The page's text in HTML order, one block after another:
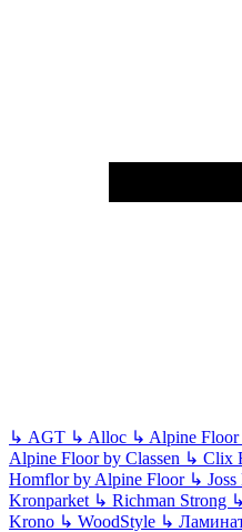
↳ AGT ↳ Alloc ↳ Alpine Floor
Alpine Floor by Classen ↳ Clix
Homflor by Alpine Floor ↳
Kronparket ↳ Richman Strong ↳
Krono ↳ WoodStyle ↳